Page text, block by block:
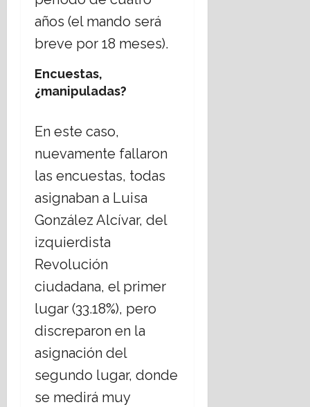
años (el mando será
breve por 18 meses).
Encuestas,
¿manipuladas?
En este caso,
nuevamente fallaron
las encuestas, todas
asignaban a Luisa
González Alcívar, del
izquierdista
Revolución
ciudadana, el primer
lugar (33.18%), pero
discreparon en la
asignación del
segundo lugar, donde
se medirá muy